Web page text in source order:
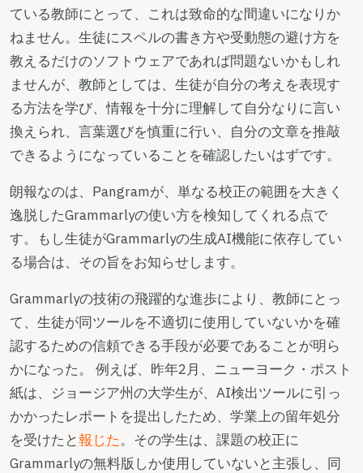
ている教師にとって、これは致命的な間違いになりか
ねません。生徒にスペルの書き方や受動態の避け方を
教えるだけのソフトウェアであれば問題ないかもしれ
ませんが、教師としては、生徒が自分の考えを表現す
る方法を学び、情報を十分に理解して自分なりに言い
換えられ、言葉選びを慎重に行い、自分の文章を推敲
できるようになっていることを確認したいはずです。
朗報なのは、Pangramが、単なる校正の範囲を大きく
逸脱したGrammarlyの使い方を検知してくれる点で
す。もし生徒がGrammarlyの生成AI機能に依存してい
る場合は、その旨をお知らせします。
Grammarlyの技術の飛躍的な進歩により、教師にとっ
て、生徒が同ツールを不適切に使用していないかを確
認するための信頼できる手段が必要であることが明ら
かになった。 例えば、昨年2月、ニューヨーク・ポスト
紙は、ジョージア州の大学生が、AI検出ツールに引っ
かかったレポートを提出したため、学業上の留年処分
を受けたと報じた。その学生は、課題の校正に
Grammarlyの無料版しか使用していないと主張し、同